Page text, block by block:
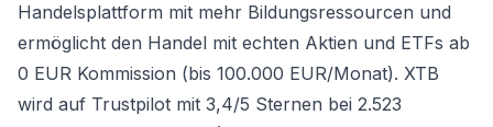
Handelsplattform mit mehr Bildungsressourcen und
ermöglicht den Handel mit echten Aktien und ETFs ab
0 EUR Kommission (bis 100.000 EUR/Monat). XTB
wird auf Trustpilot mit 3,4/5 Sternen bei 2.523